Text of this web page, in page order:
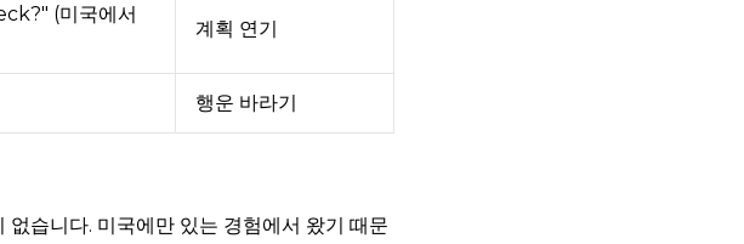
(미국에서
계획 연기
행운 바라기
습니다. 미국에만 있는 경험에서 왔기 때문